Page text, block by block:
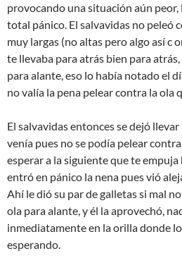
provocando una situación aún peor,
total pánico. El salvavidas no peleó
muy largas (no altas pero algo así c
te llevaba para atrás bien para
para alante, eso lo había notado el
no valía la pena pelear contra la ola
El salvavidas entonces se dejó
venía pues no se podía pelear
esperar a la siguiente que te empuja
entró en pánico la nena pues vió
Ahí le dió su par de galletas si mal
ola para alante, y él la aprovechó,
inmediatamente en la orilla donde
esperando.